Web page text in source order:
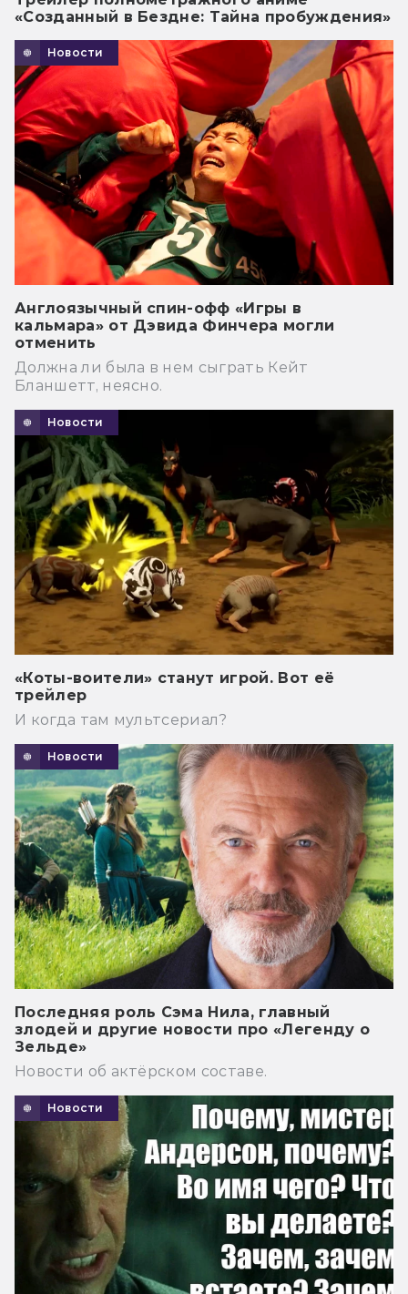
«Созданный в Бездне: Тайна пробуждения»
Новости
Англоязычный спин-офф «Игры в
кальмара» от Дэвида Финчера могли
отменить
Должна ли была в нем сыграть Кейт
Бланшетт, неясно.
Новости
«Коты-воители» станут игрой. Вот её
трейлер
И когда там мультсериал?
Новости
Последняя роль Сэма Нила, главный
злодей и другие новости про «Легенду о
Зельде»
Новости об актёрском составе.
Новости